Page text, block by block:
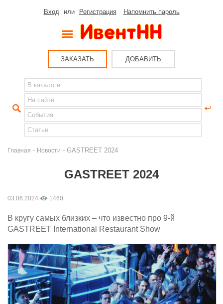
Вход или Регистрация Напомнить пароль
ЗАКАЗАТЬ ДОБАВИТЬ
Главная - Новости - GASTREET 2024
GASTREET 2024
03.06.2024 1460
В кругу самых близких – что известно про 9-й
GASTREET International Restaurant Show